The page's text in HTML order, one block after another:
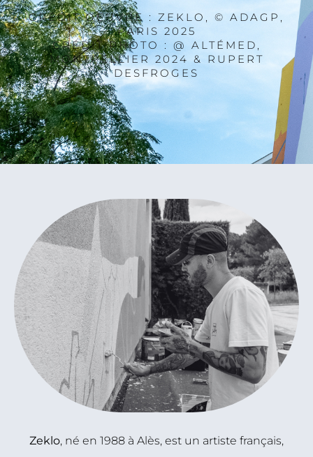
CRÉDIT OEUVRE : ZEKLO, © ADAGP,
PARIS 2025
CRÉDIT PHOTO : @ ALTÉMED,
MONTPELLIER 2024 & RUPERT
DESFROGES
Zeklo, né en 1988 à Alès, est un artiste français,